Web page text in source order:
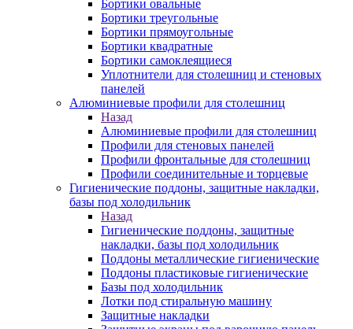
Бортики овальные
Бортики треугольные
Бортики прямоугольные
Бортики квадратные
Бортики самоклеящиеся
Уплотнители для столешниц и стеновых
панелей
Алюминиевые профили для столешниц
Назад
Алюминиевые профили для столешниц
Профили для стеновых панелей
Профили фронтальные для столешниц
Профили соединительные и торцевые
Гигиенические поддоны, защитные накладки,
базы под холодильник
Назад
Гигиенические поддоны, защитные
накладки, базы под холодильник
Поддоны металлические гигиенические
Поддоны пластиковые гигиенические
Базы под холодильник
Лотки под стиральную машину
Защитные накладки